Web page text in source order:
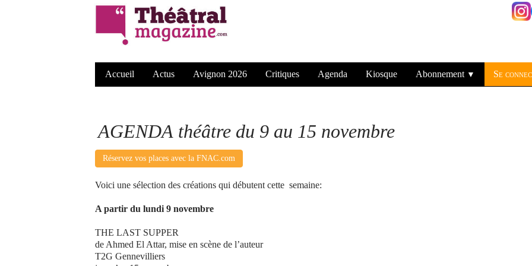
Accueil Actus Avignon 2026 Critiques Agenda Kiosque Abonnement ▼ Se
AGENDA théâtre du 9 au 15 novembre
Réservez vos places avec la FNAC.com
Voici une sélection des créations qui débutent cette semaine:
A partir du lundi 9 novembre
THE LAST SUPPER
de Ahmed El Attar, mise en scène de l’auteur
T2G Gennevilliers